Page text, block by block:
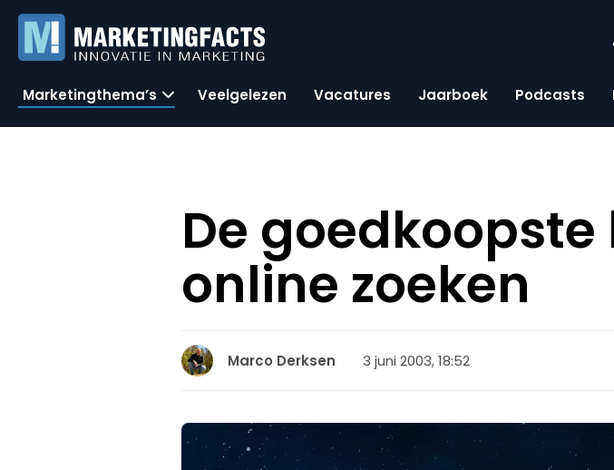
Marketingthema’s Veelgelezen Vacatures Jaarboek Podcasts
De
online zoeken
Marco Derksen 3 juni 2003, 18:52